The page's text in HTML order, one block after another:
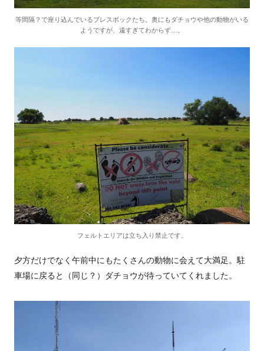
等間隔？で座り込んでいるブレスボックたち。奥にもダチョウや他の動物がいる
ようですが、遠すぎてわからず…。
フェルトエリアは立ち入り禁止です。
夕方だけでなく午前中にもたくさんの動物に会えて大満足。駐
車場に戻ると（同じ？）ダチョウが待っていてくれました。